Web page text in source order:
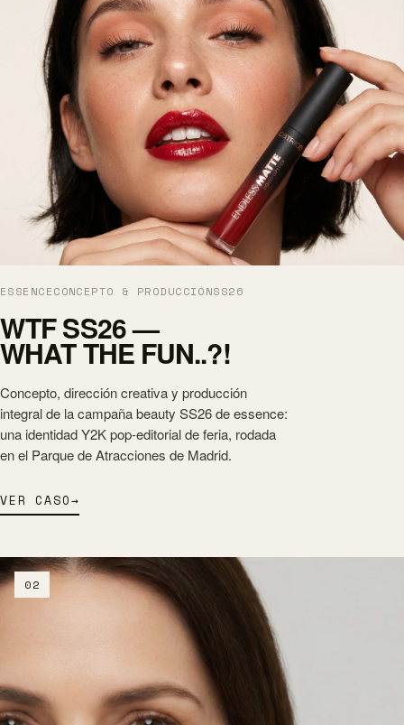
ESSENCECONCEPTO & PRODUCCIÓNSS26
WTF SS26 —
WHAT THE FUN..?!
Concepto, dirección creativa y producción
integral de la campaña beauty SS26 de essence:
una identidad Y2K pop-editorial de feria, rodada
en el Parque de Atracciones de Madrid.
VER CASO→
02